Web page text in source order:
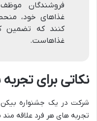
فروشندگان
غذاهای خود،
کنند که تضمین
غذاهاست.
نکاتی برای
شرکت در یک جشنواره بیکن
تجربه های هر فرد علاقه مند